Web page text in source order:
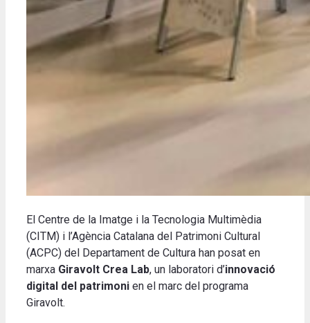
El Centre de la Imatge i la Tecnologia Multimèdia
(CITM) i l’Agència Catalana del Patrimoni Cultural
(ACPC) del Departament de Cultura han posat en
marxa Giravolt Crea Lab, un laboratori d’innovació
digital del patrimoni en el marc del programa
Giravolt.